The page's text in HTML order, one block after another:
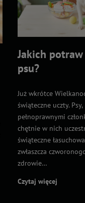
Jakich
psu?
Już wkrótce
świąteczne uczty.
pełnoprawnymi
chętnie w nich
świąteczne
zwłaszcza
zdrowie…
Czytaj więcej